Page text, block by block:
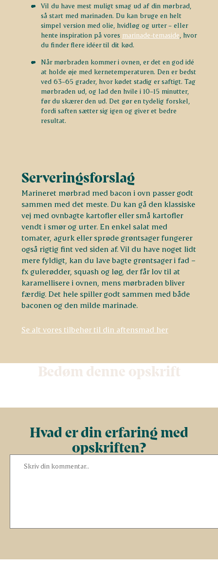
Vil du have mest muligt smag ud af din mørbrad,
så start med marinaden. Du kan bruge en helt
simpel version med olie, hvidløg og urter – eller
hente inspiration på vores marinade-temaside , hvor
du finder flere idéer til dit kød.
Når mørbraden kommer i ovnen, er det en god idé
at holde øje med kernetemperaturen. Den er bedst
ved 63–65 grader, hvor kødet stadig er saftigt. Tag
mørbraden ud, og lad den hvile i 10–15 minutter,
før du skærer den ud. Det gør en tydelig forskel,
fordi saften sætter sig igen og giver et bedre
resultat.
Serveringsforslag
Marineret mørbrad med bacon i ovn passer godt
sammen med det meste. Du kan gå den klassiske
vej med ovnbagte kartofler eller små kartofler
vendt i smør og urter. En enkel salat med
tomater, agurk eller sprøde grøntsager fungerer
også rigtig fint ved siden af. Vil du have noget lidt
mere fyldigt, kan du lave bagte grøntsager i fad –
fx gulerødder, squash og løg, der får lov til at
karamellisere i ovnen, mens mørbraden bliver
færdig. Det hele spiller godt sammen med både
baconen og den milde marinade.
Se alt vores tilbehør til din aftensmad her
Bedøm denne opskrift
Hvad er din erfaring med
opskriften?